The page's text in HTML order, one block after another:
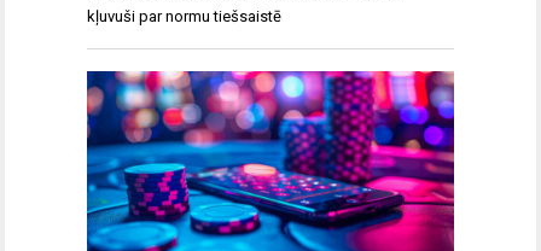
kļuvuši par normu tiešsaistē